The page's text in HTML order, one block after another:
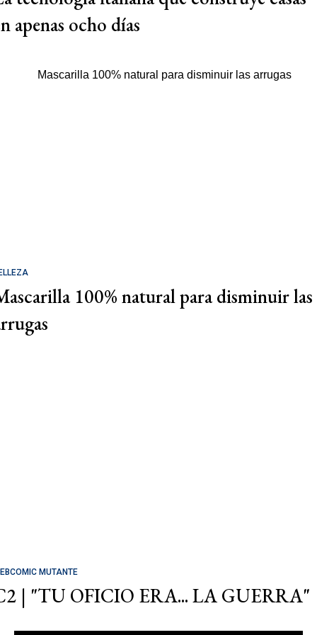
apenas ocho días
100% natural para disminuir las
MUTANTE
| "TU OFICIO ERA... LA GUERRA"